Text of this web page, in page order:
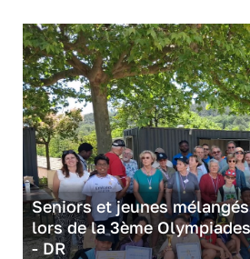
Seniors et jeunes
lors de la 3ème
- DR